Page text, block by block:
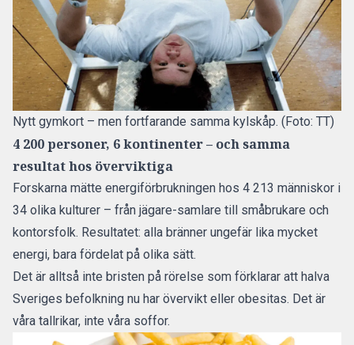
Nytt gymkort – men fortfarande samma kylskåp. (Foto: TT)
4 200 personer, 6 kontinenter – och samma
resultat hos överviktiga
Forskarna mätte energiförbrukningen hos 4 213 människor i
34 olika kulturer – från jägare-samlare till småbrukare och
kontorsfolk. Resultatet: alla bränner ungefär lika mycket
energi, bara fördelat på olika sätt.
Det är alltså inte bristen på rörelse som förklarar att halva
Sveriges befolkning nu har övervikt eller obesitas. Det är
våra tallrikar, inte våra soffor.